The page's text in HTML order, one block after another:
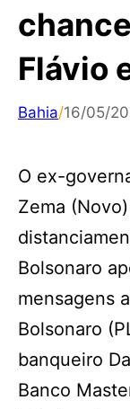
Flávio
Bahia/16/05/
O ex-
Zema
Bolsonaro
mensagens
Bolsonaro
banqueiro
Banco